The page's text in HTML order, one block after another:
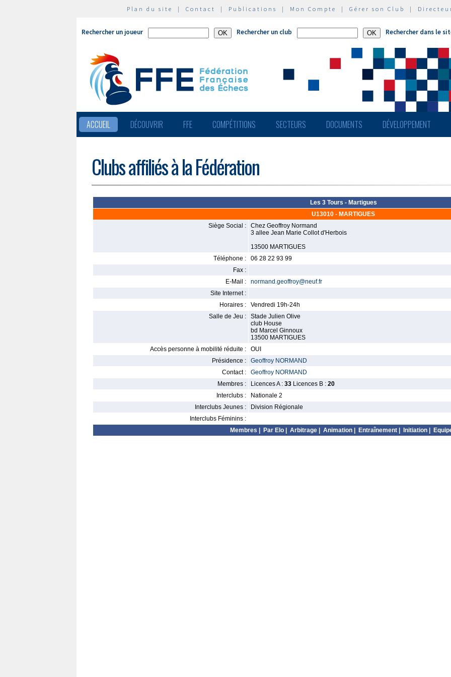
Plan du site | Contact | Publications | Mon Compte | Gérer son Club |
Rechercher un joueur Rechercher un club Rechercher dans le
ACCUEIL DÉCOUVRIR FFE COMPÉTITIONS SECTEURS DOCUMENTS DÉVELOPPEMENT
Clubs affiliés à la Fédération
Les 3 Tours - Martigues
U13010 - MARTIGUES
Siège Social :
Chez Geoffroy Normand
3 allee Jean Marie Collot d'Herbois
13500 MARTIGUES
Téléphone :
06 28 22 93 99
Fax :
E-Mail :
normand.geoffroy@neuf.fr
Site Internet :
Horaires :
Vendredi 19h-24h
Salle de Jeu :
Stade Julien Olive
club House
bd Marcel Ginnoux
13500 MARTIGUES
Accès personne à mobilité réduite :
OUI
Présidence :
Geoffroy NORMAND
Contact :
Geoffroy NORMAND
Membres :
Licences A : 33 Licences B : 20
Interclubs :
Nationale 2
Interclubs Jeunes :
Division Régionale
Interclubs Féminins :
Membres
Par Elo Arbitrage Animation Entraînement Initiation